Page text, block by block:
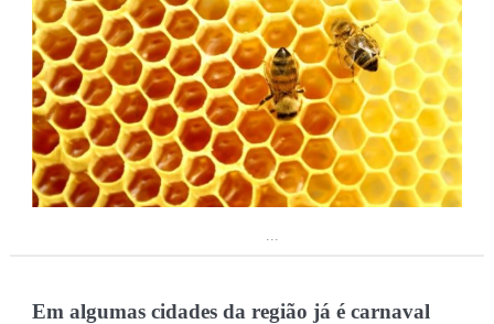
Em algumas cidades da região já é carnaval